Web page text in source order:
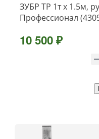
ЗУБР ТР 1т х 1.5м,
Профессионал
10 500 ₽